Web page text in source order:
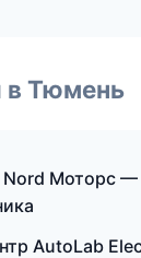
в Тюмень
Nord Моторс —
AutoLab